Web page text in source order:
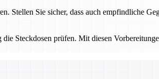
Stellen Sie sicher, dass auch empfindliche
Steckdosen prüfen. Mit diesen